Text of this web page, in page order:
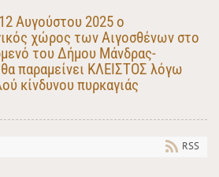
Αυγούστου 2025 ο
χώρος των Αιγοσθένων στο
του Δήμου Μάνδρας-
θα παραμείνει ΚΛΕΙΣΤΟΣ λόγω
κίνδυνου πυρκαγιάς
RSS